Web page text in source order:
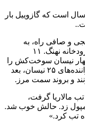
هاشم از ۲۷ سالگی سوخت‌بری کرده. ۲۰ سال است که گازوییل بار
و صافی راه، به
عامل دیگری هم مربوط است؛ سطح آب رودخانه نهنگ. ۱۱
نیسان سوخت‌کش را
بلعید و بعد از ۶ روز آرام گرفت، هاشم و راننده‌های ۲۵ نیسان، بعد
و بروند سمت مرز.
مالاریا گرفت،
زد. حالش خوب شد.
تب کرد.»